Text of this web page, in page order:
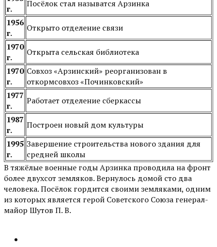
г.
Посёлок стал называтся Арзинка
1956
г.
Открыто отделение связи
1970
г.
Открыта сельская библиотека
1970
г.
Совхоз «Арзинский» реорганизован в
откормсовхоз «Починковский»
1977
г.
Работает отделение сберкассы
1987
г.
Построен новый дом культуры
1995
г.
Завершение строительства нового здания для
средней школы
В тяжёлые военные годы Арзинка проводила на фронт
более двухсот земляков. Вернулось домой сто два
человека. Посёлок гордится своими земляками, одним
из которых является герой Советского Союза генерал-
майор Шутов П. В.